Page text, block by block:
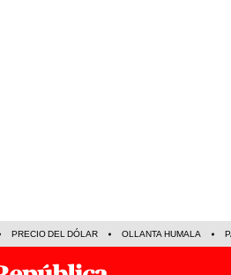
PRECIO DEL DÓLAR OLLANTA HUMALA